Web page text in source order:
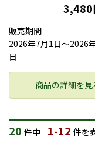
3,480
販売期間
2026年7月1日〜2026
日
商品の詳細を見
20 件中 1-12 件を